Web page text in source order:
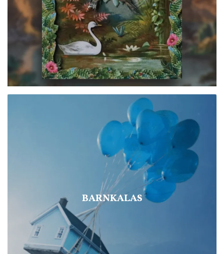
BARNKALAS